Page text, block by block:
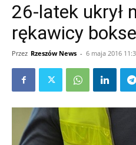
26-latek ukrył
rękawicy
Przez Rzeszów News - 6 maja 2016